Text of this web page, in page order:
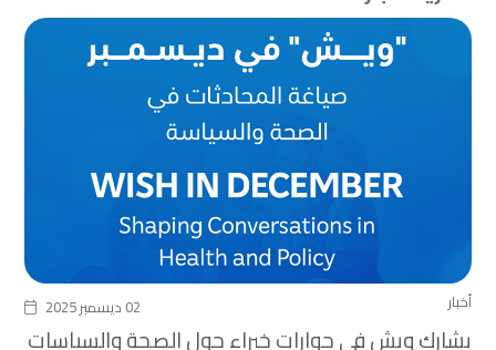
أخبار 02 ديسمبر 2025
يشارك ويش في حوارات خبراء حول الصحة والسياسات